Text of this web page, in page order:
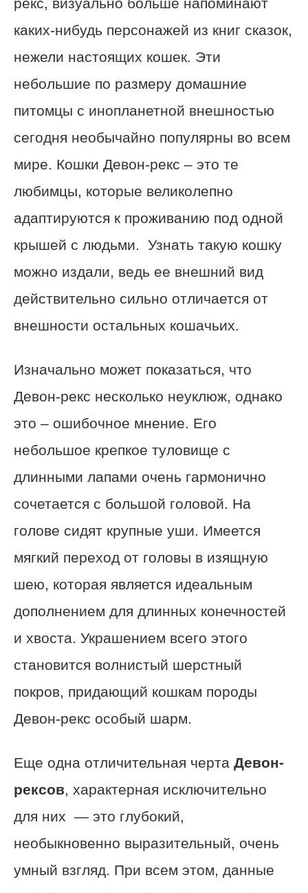
рекс, визуально больше напоминают
каких-нибудь персонажей из книг сказок,
нежели настоящих кошек. Эти
небольшие по размеру домашние
питомцы с инопланетной внешностью
сегодня необычайно популярны во всем
мире. Кошки Девон-рекс – это те
любимцы, которые великолепно
адаптируются к проживанию под одной
крышей с людьми. Узнать такую кошку
можно издали, ведь ее внешний вид
действительно сильно отличается от
внешности остальных кошачьих.
Изначально может показаться, что
Девон-рекс несколько неуклюж, однако
это – ошибочное мнение. Его
небольшое крепкое туловище с
длинными лапами очень гармонично
сочетается с большой головой. На
голове сидят крупные уши. Имеется
мягкий переход от головы в изящную
шею, которая является идеальным
дополнением для длинных конечностей
и хвоста. Украшением всего этого
становится волнистый шерстный
покров, придающий кошкам породы
Девон-рекс особый шарм.
Еще одна отличительная черта Девон-
рексов, характерная исключительно
для них — это глубокий,
необыкновенно выразительный, очень
умный взгляд. При всем этом, данные